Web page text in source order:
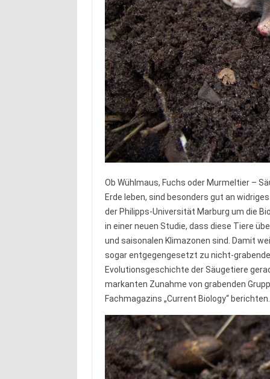
Ob Wühlmaus, Fuchs oder Murmeltier –
Erde leben, sind besonders gut an
der Philipps-Universität Marburg um die
in einer neuen Studie, dass diese Tiere
und saisonalen Klimazonen sind. Damit
sogar entgegengesetzt zu nicht-
Evolutionsgeschichte der Säugetiere
markanten Zunahme von grabenden
Fachmagazins „Current Biology“ berichten.